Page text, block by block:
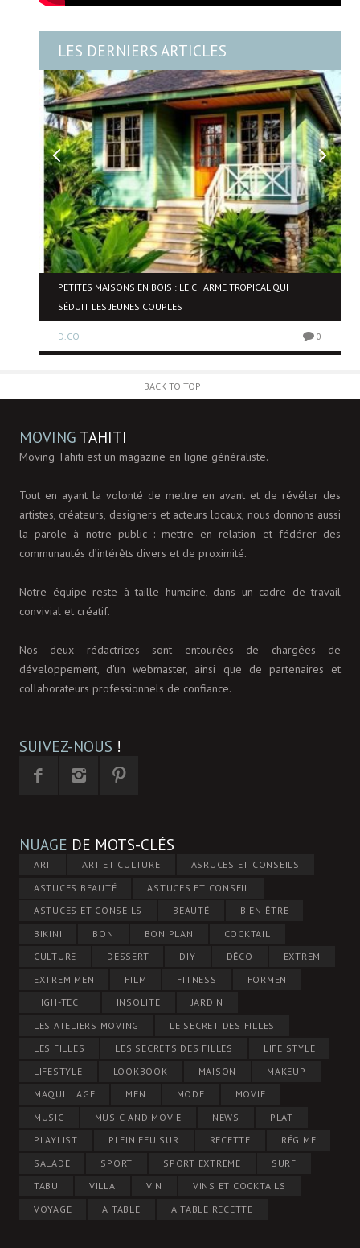
LES DERNIERS ARTICLES
PETITES MAISONS EN BOIS : LE CHARME TROPICAL QUI
SÉDUIT LES JEUNES COUPLES
D.CO 0
BACK TO TOP
MOVING TAHITI
Moving Tahiti est un magazine en ligne généraliste.
Tout en ayant la volonté de mettre en avant et de révéler des
artistes, créateurs, designers et acteurs locaux, nous donnons aussi
la parole à notre public : mettre en relation et fédérer des
communautés d’intérêts divers et de proximité.
Notre équipe reste à taille humaine, dans un cadre de travail
convivial et créatif.
Nos deux rédactrices sont entourées de chargées de
développement, d'un webmaster, ainsi que de partenaires et
collaborateurs professionnels de confiance.
SUIVEZ-NOUS !
NUAGE DE MOTS-CLÉS
ART ART ET CULTURE
ASRUCES ET CONSEILS
ASTUCES BEAUTÉ
ASTUCES ET CONSEIL
ASTUCES ET CONSEILS
BEAUTÉ
BIEN-ÊTRE
BIKINI
BON BON PLAN
COCKTAIL
CULTURE
DESSERT DIY DÉCO
EXTREM
EXTREM MEN
FILM FITNESS
FORMEN
HIGH-TECH
INSOLITE
JARDIN
LES ATELIERS MOVING
LE SECRET DES FILLES
LES FILLES
LES SECRETS DES FILLES
LIFE STYLE
LIFESTYLE
LOOKBOOK MAISON
MAKEUP
MAQUILLAGE
MEN MODE
MOVIE
MUSIC
MUSIC AND MOVIE NEWS
PLAT
PLAYLIST
PLEIN FEU SUR RECETTE
RÉGIME
SALADE
SPORT SPORT EXTREME
SURF
TABU
VILLA VIN
VINS ET COCKTAILS
VOYAGE
À TABLE À TABLE RECETTE